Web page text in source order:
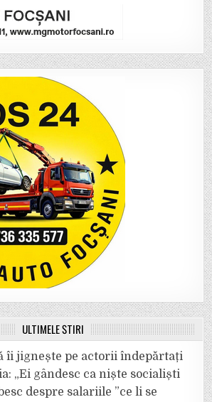
ULTIMELE ȘTIRI
îi jignește pe actorii îndepărtați
„Ei gândesc ca niște socialiști
despre salariile ”ce li se